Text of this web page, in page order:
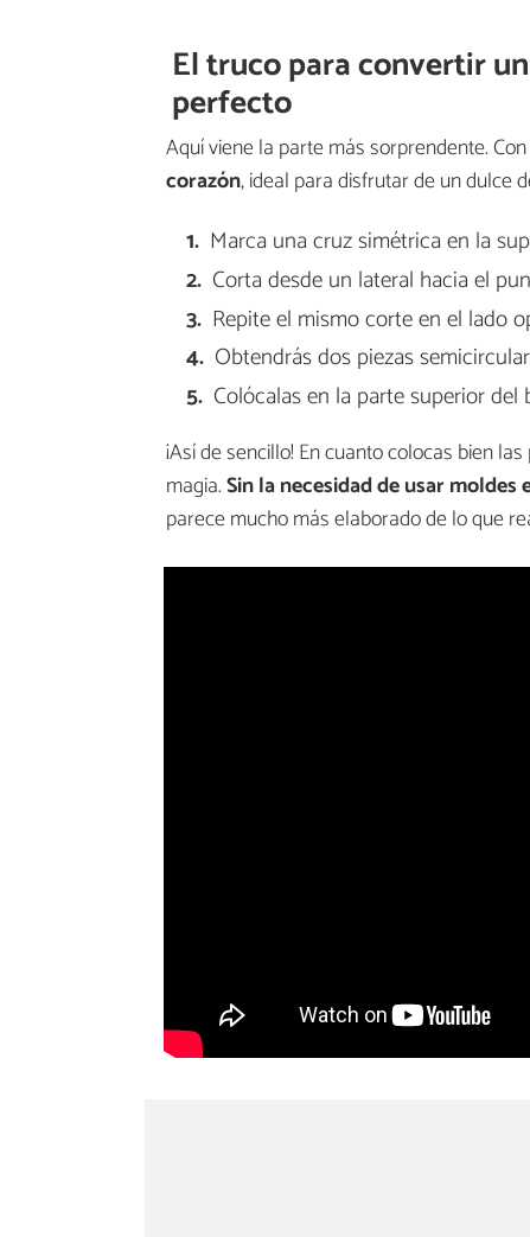
El truco para convertir
perfecto
Aquí viene la parte más sorprendente.
corazón, ideal para disfrutar de un dulce
Marca una cruz simétrica en la
Corta desde un lateral hacia el
Repite el mismo corte en el lado
Obtendrás dos piezas
Colócalas en la parte superior
¡Así de sencillo! En cuanto colocas bien
magia.Sin la necesidad de usar moldes
parece mucho más elaborado de lo que